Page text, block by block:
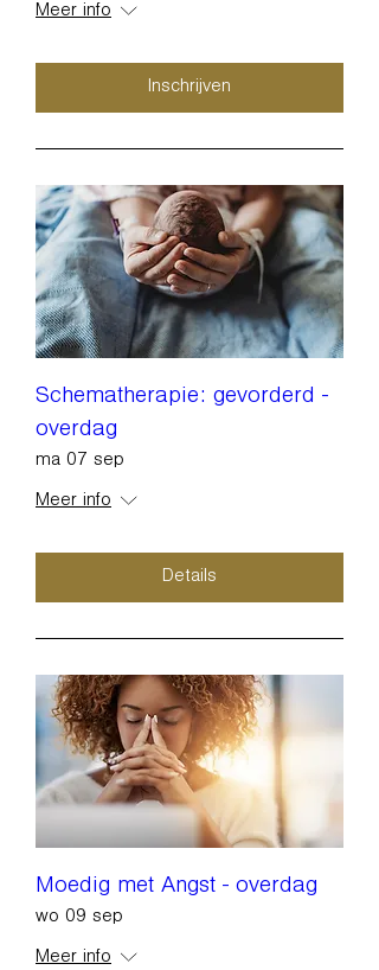
Meer info
Inschrijven
Schematherapie: gevorderd -
overdag
ma 07 sep
Meer info
Details
Moedig met Angst - overdag
wo 09 sep
Meer info